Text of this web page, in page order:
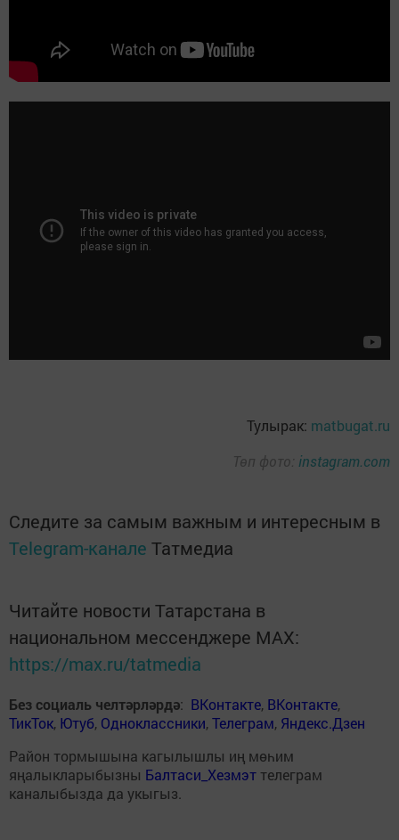
Тулырак: matbugat.ru
Төп фото: instagram.com
Следите за самым важным и интересным в
Telegram-канале Татмедиа
Читайте новости Татарстана в
национальном мессенджере MАХ:
https://max.ru/tatmedia
Без социаль челтәрләрдә: ВКонтакте, ВКонтакте,
ТикТок, Ютуб, Одноклассники,Телеграм, Яндекс.Дзен
Район тормышына кагылышлы иң мөһим
яңалыкларыбызны Балтаси_Хезмэт телеграм
каналыбызда да укыгыз.